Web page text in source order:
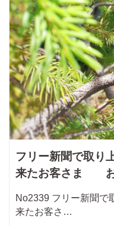
フリー新聞で取り
来たお客さま お
No2339 フリー新聞で
来たお客さ…